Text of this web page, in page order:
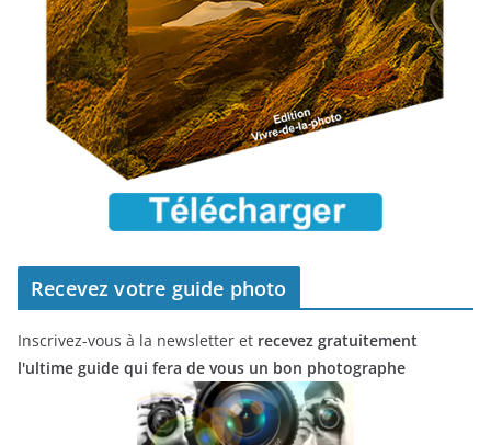
Recevez votre guide photo
Inscrivez-vous à la newsletter et recevez gratuitement
l'ultime guide qui fera de vous un bon photographe